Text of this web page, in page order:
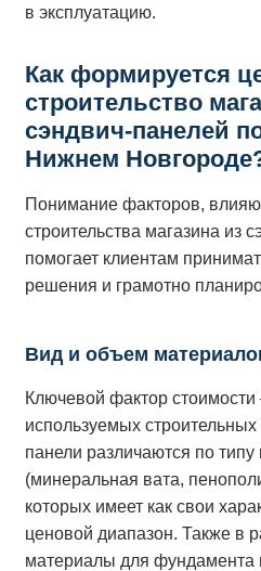
в эксплуатацию.
Как формируется
строительство
сэндвич-панелей
Нижнем
Понимание факторов,
строительства магазина из
помогает клиентам
решения и грамотно
Вид и объем
Ключевой фактор
используемых
панели различаются по типу
(минеральная вата,
которых имеет как свои
ценовой диапазон. Также в
материалы для фундамента